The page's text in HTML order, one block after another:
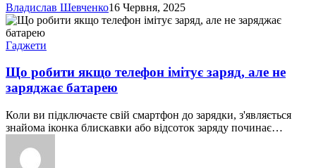
Владислав Шевченко16 Червня, 2025
Що
робити
якщо
імітує
заряд,
але
заряджає
батарею
Гаджети
Що робити якщо телефон імітує заряд, але не
заряджає батарею
Коли ви підключаєте свій смартфон до зарядки, з'являється
знайома іконка блискавки або відсоток заряду починає…